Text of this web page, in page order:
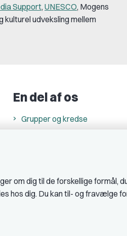
Support, UNESCO, Mogens
kulturel udveksling mellem
En del af os
Grupper og kredse
om dig til de forskellige formål,
hos dig. Du kan til- og fravælge